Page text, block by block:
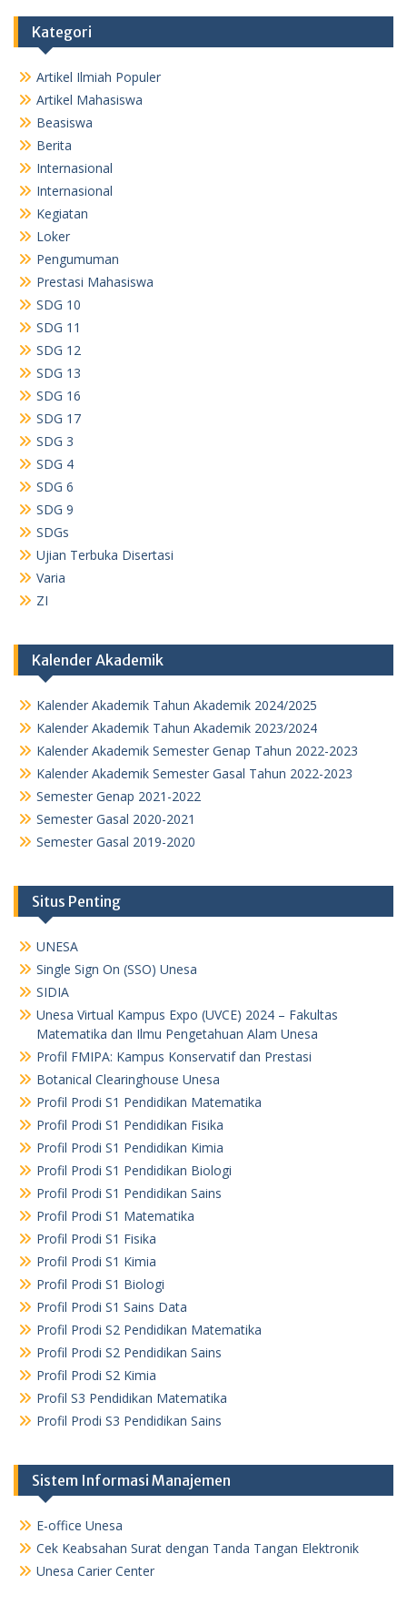
Kategori
Artikel Ilmiah Populer
Artikel Mahasiswa
Beasiswa
Berita
Internasional
Internasional
Kegiatan
Loker
Pengumuman
Prestasi Mahasiswa
SDG 10
SDG 11
SDG 12
SDG 13
SDG 16
SDG 17
SDG 3
SDG 4
SDG 6
SDG 9
SDGs
Ujian Terbuka Disertasi
Varia
ZI
Kalender Akademik
Kalender Akademik Tahun Akademik 2024/2025
Kalender Akademik Tahun Akademik 2023/2024
Kalender Akademik Semester Genap Tahun 2022-2023
Kalender Akademik Semester Gasal Tahun 2022-2023
Semester Genap 2021-2022
Semester Gasal 2020-2021
Semester Gasal 2019-2020
Situs Penting
UNESA
Single Sign On (SSO) Unesa
SIDIA
Unesa Virtual Kampus Expo (UVCE) 2024 – Fakultas
Matematika dan Ilmu Pengetahuan Alam Unesa
Profil FMIPA: Kampus Konservatif dan Prestasi
Botanical Clearinghouse Unesa
Profil Prodi S1 Pendidikan Matematika
Profil Prodi S1 Pendidikan Fisika
Profil Prodi S1 Pendidikan Kimia
Profil Prodi S1 Pendidikan Biologi
Profil Prodi S1 Pendidikan Sains
Profil Prodi S1 Matematika
Profil Prodi S1 Fisika
Profil Prodi S1 Kimia
Profil Prodi S1 Biologi
Profil Prodi S1 Sains Data
Profil Prodi S2 Pendidikan Matematika
Profil Prodi S2 Pendidikan Sains
Profil Prodi S2 Kimia
Profil S3 Pendidikan Matematika
Profil Prodi S3 Pendidikan Sains
Sistem Informasi Manajemen
E-office Unesa
Cek Keabsahan Surat dengan Tanda Tangan Elektronik
Unesa Carier Center